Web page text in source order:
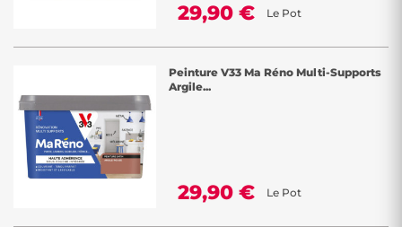
29,90 € Le Pot
Peinture V33 Ma Réno Multi-Supports
Argile...
29,90 € Le Pot